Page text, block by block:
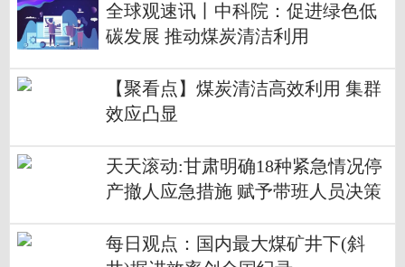
全球观速讯丨中科院：促进绿色低
碳发展 推动煤炭清洁利用
【聚看点】煤炭清洁高效利用 集群
效应凸显
天天滚动:甘肃明确18种紧急情况停
产撤人应急措施 赋予带班人员决策
每日观点：国内最大煤矿井下(斜